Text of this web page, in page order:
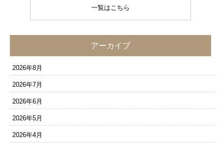
一覧はこちら
アーカイブ
2026年8月
2026年7月
2026年6月
2026年5月
2026年4月